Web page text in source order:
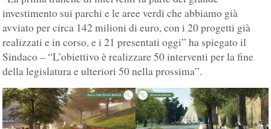
investimento sui parchi e le aree verdi che abbiamo già
avviato per circa 142 milioni di euro, con i 20 progetti già
realizzati e in corso, e i 21 presentati oggi” ha spiegato il
Sindaco – “L’obiettivo è realizzare 50 interventi per la fine
della legislatura e ulteriori 50 nella prossima”.